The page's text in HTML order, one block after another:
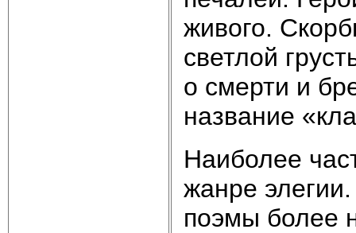
живого.
светлой
о смерти и
название
Наиболее
жанре
поэмы более